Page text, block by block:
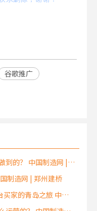
谷歌推广
销售额从０到上千万，我们是怎么做到的？ 中国制造网 | 郑州建桥
制造网 | 郑州建桥
跨越大洋的网友见面！我与MIC平台买家的青岛之旅 中国制造网 | 郑州建桥